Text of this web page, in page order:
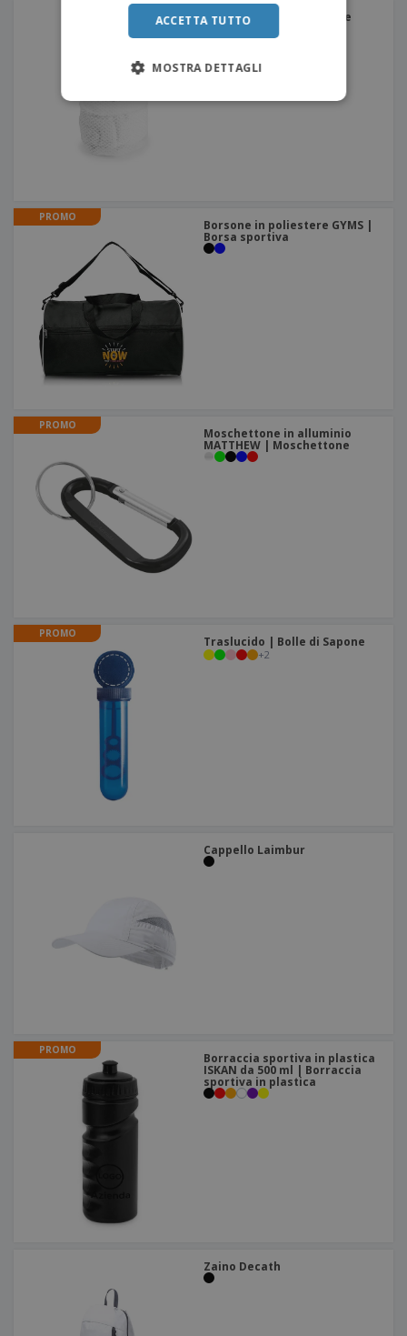
Asciugamano assorbente
Gymnasio
PROMO
Borsone in poliestere GYMS |
Borsa sportiva
PROMO
Moschettone in alluminio
MATTHEW | Moschettone
PROMO
Traslucido | Bolle di Sapone
+2
Cappello Laimbur
PROMO
Borraccia sportiva in plastica
ISKAN da 500 ml | Borraccia
sportiva in plastica
Zaino Decath
ACCETTA TUTTO
MOSTRA DETTAGLI